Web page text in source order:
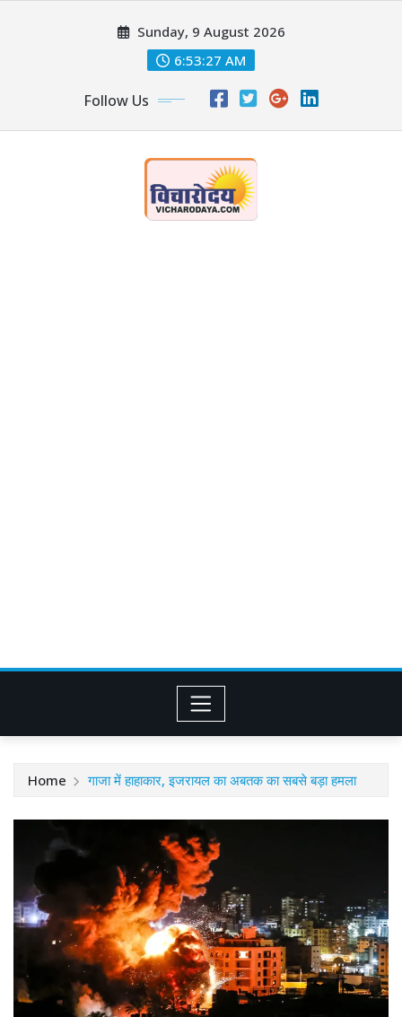
Sunday, 9 August 2026
6:53:28 AM
Follow Us
Home गाजा में हाहाकार, इजरायल का अबतक का सबसे बड़ा हमला